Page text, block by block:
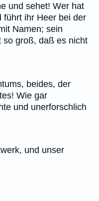
und sehet! Wer hat
führt ihr Heer bei der
Namen; sein
so groß, daß es nicht
beides, der
Wie gar
und unerforschlich
und unser